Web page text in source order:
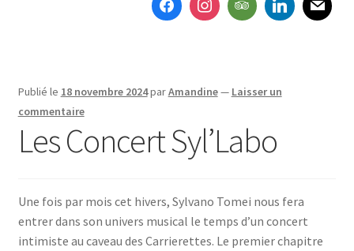
Notre actu
Boutique
Publié le 18 novembre 2024parAmandine— Laisser un
commentaire
Les Concert Syl’Labo
Une fois par mois cet hivers, Sylvano Tomei nous fera
entrer dans son univers musical le temps d’un concert
intimiste au caveau des Carrierettes. Le premier chapitre